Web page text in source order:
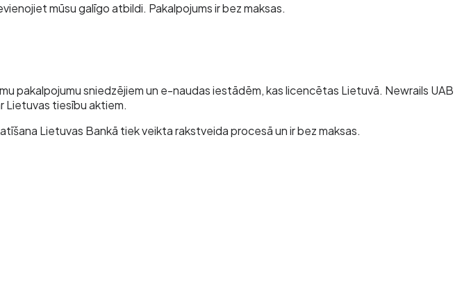
mūsu galīgo atbildi. Pakalpojums ir bez maksas.
pakalpojumu sniedzējiem un e-naudas iestādēm, kas licencētas Lietuvā. Newrails UAB
Lietuvas tiesību aktiem.
Lietuvas Bankā tiek veikta rakstveida procesā un ir bez maksas.